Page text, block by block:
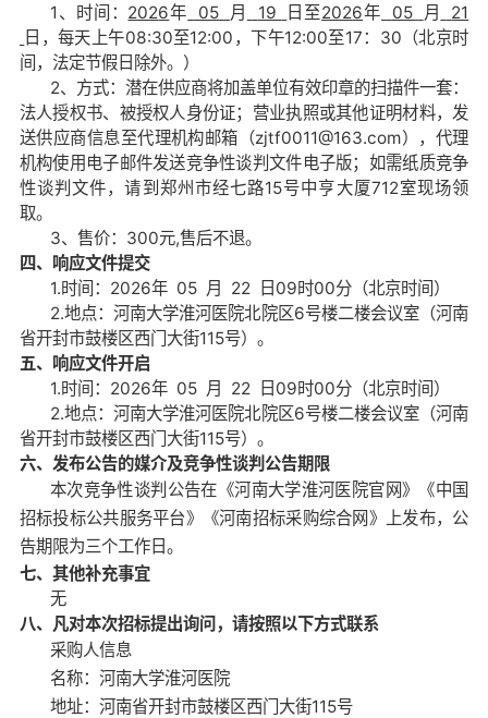
1、时间： 2026年 05 月 19 日至2026年 05 月
21
日 ，每天上午08:30至12:00，下午12:00至17：30（北京时
间，法定节假日除外。）
2、方式：潜在供应商将加盖单位有效印章的扫描件一套：
法人授权书、被授权人身份证；营业执照或其他证明材料，发
送供应商信息至代理机构邮箱（zjtf0011@163.com），代理
机构使用电子邮件发送竞争性谈判文件电子版；如需纸质竞争
性谈判文件，请到郑州市经七路15号中亨大厦712室现场领
取。
3、售价：300元,售后不退。
四、响应文件提交
1.时间：2026年 05 月 22
日09时00分（北京时间）
2.地点：河南大学淮河医院北院区6号楼二楼会议室（河南
省开封市鼓楼区西门大街115号）。
五、响应文件开启
1.时间：2026年 05 月 22
日09时00分（北京时间）
2.地点：河南大学淮河医院北院区6号楼二楼会议室（河南
省开封市鼓楼区西门大街115号）。
六、发布公告的媒介及竞争性谈判公告期限
本次竞争性谈判公告在《河南大学淮河医院官网》《中国
招标投标公共服务平台》《河南招标采购综合网》上发布，公
告期限为三个工作日。
七、其他补充事宜
无
八、凡对本次招标提出询问，请按照以下方式联系
采购人信息
名称：河南大学淮河医院
地址：河南省开封市鼓楼区西门大街115号